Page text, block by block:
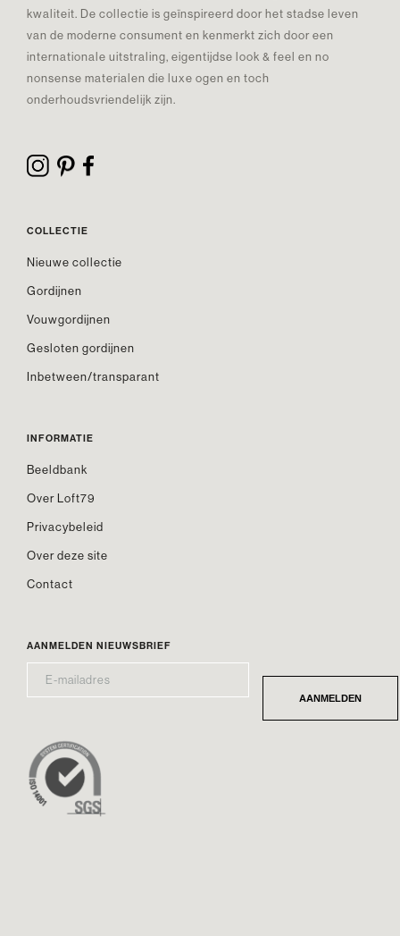
kwaliteit. De collectie is geïnspireerd door het stadse leven
van de moderne consument en kenmerkt zich door een
internationale uitstraling, eigentijdse look & feel en no
nonsense materialen die luxe ogen en toch
onderhoudsvriendelijk zijn.
COLLECTIE
Nieuwe collectie
Gordijnen
Vouwgordijnen
Gesloten gordijnen
Inbetween/transparant
INFORMATIE
Beeldbank
Over Loft79
Privacybeleid
Over deze site
Contact
AANMELDEN NIEUWSBRIEF
MAILADRES* AANMELDEN